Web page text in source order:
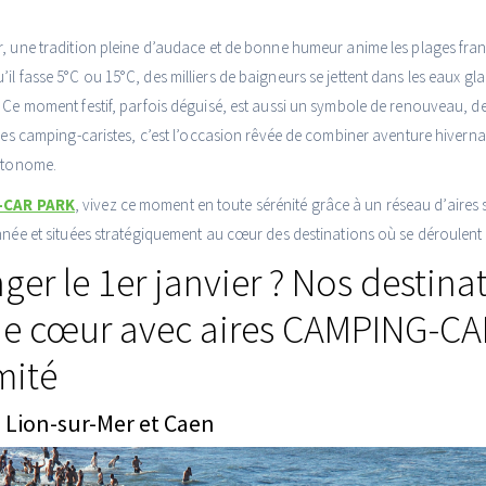
une tradition pleine d’audace et de bonne humeur anime les plages
fasse 5°C ou 15°C, des milliers de baigneurs se jettent dans les eaux
Ce moment festif, parfois déguisé, est aussi un symbole de renouveau,
camping-caristes, c’est l’occasion rêvée de combiner aventure
PARK, vivez ce moment en toute sérénité grâce à un réseau d’aires
et situées stratégiquement au cœur des destinations où se
le 1er janvier ? Nos
cœur avec aires CAMPING-
sur-Mer et Caen